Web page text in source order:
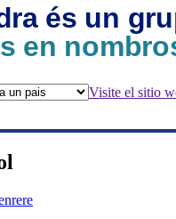
és un
en
Visite el sitio